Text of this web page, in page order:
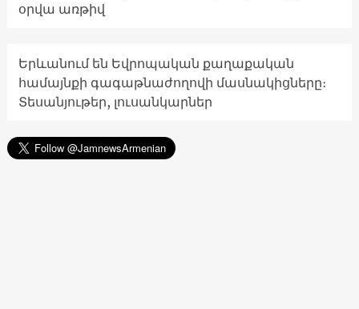
օրվա առթիվ
Երևանում են Եվրոպական քաղաքական
համայնքի գագաթնաժողովի մասնակիցները։
Տեսանյութեր, լուսանկարներ